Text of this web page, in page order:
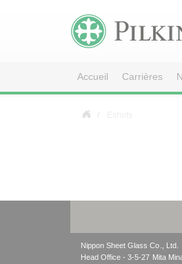
Accueil Carrières
Nippon Sheet Glass Co., Ltd.
Head Office - 3-5-27 Mita